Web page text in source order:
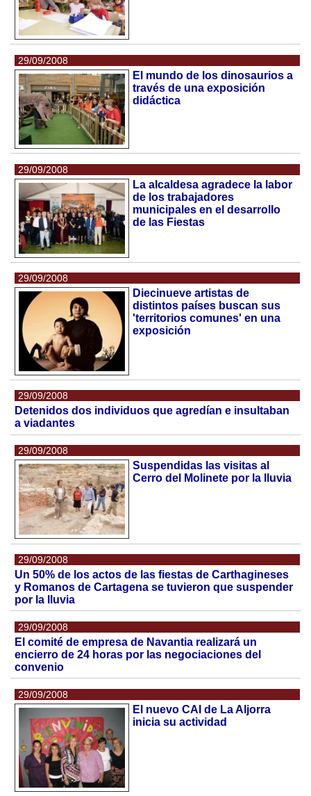
29/09/2008
El mundo de los dinosaurios a
través de una exposición
didáctica
29/09/2008
La alcaldesa agradece la labor
de los trabajadores
municipales en el desarrollo
de las Fiestas
29/09/2008
Diecinueve artistas de
distintos países buscan sus
'territorios comunes' en una
exposición
29/09/2008
Detenidos dos individuos que agredían e insultaban
a viadantes
29/09/2008
Suspendidas las visitas al
Cerro del Molinete por la lluvia
29/09/2008
Un 50% de los actos de las fiestas de Carthagineses
y Romanos de Cartagena se tuvieron que suspender
por la lluvia
29/09/2008
El comité de empresa de Navantia realizará un
encierro de 24 horas por las negociaciones del
convenio
29/09/2008
El nuevo CAI de La Aljorra
inicia su actividad